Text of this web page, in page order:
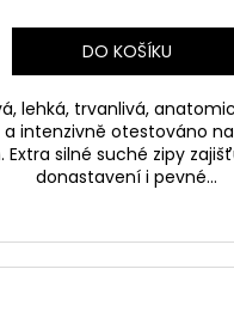
DO KOŠÍKU
lehká, trvanlivá,
a intenzivně otestováno
Extra silné suché zipy
donastavení i pevné...